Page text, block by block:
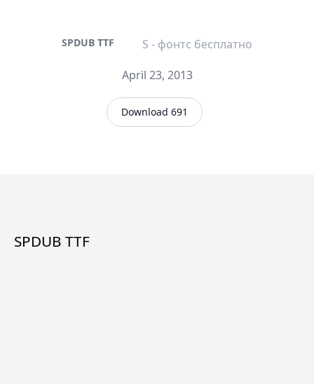
SPDUB TTF
S - фонтс бесплатно
April 23, 2013
Download 691
SPDUB TTF